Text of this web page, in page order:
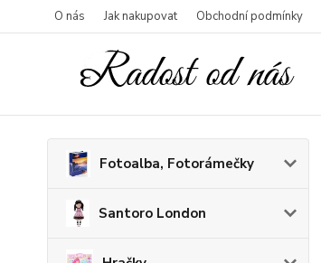
O nás Jak nakupovat Obchodní podmínky
Fotoalba, Fotorámečky
Santoro London